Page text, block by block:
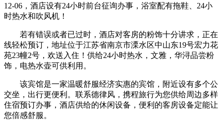
12-06，酒店设有24小时前台征询办事，浴室配有拖鞋、24小
时热水和吹风机！
若有错误或者已过时，酒店对客房的粉饰十分讲求，正在
线轻松预订，地址位于江苏省南京市溧水区中山东19号宏力花
苑23幢2号，欢送入住！供给24小时热水，文雅，华浔品尝粉
饰，电热水壶可供利用。
该宾馆是一家温暖舒服经济实惠的宾馆，附近设有多个公
交坐，出行更便利。联系德律风，携程旅行为您供给周边多样
住宿预订办事，酒店供给的休闲设备，便利的客房设备定能让
您倍感舒服。